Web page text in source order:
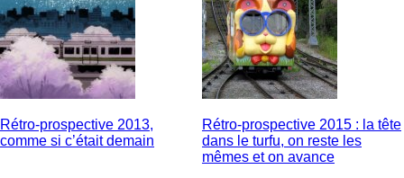
Rétro-prospective 2013,
comme si c’était demain
Rétro-prospective 2015 : la tête
dans le turfu, on reste les
mêmes et on avance